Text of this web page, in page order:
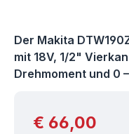
Der Makita
mit 18V, 1/2"
Drehmoment und 0
Regulärer Preis:
€ 66,00